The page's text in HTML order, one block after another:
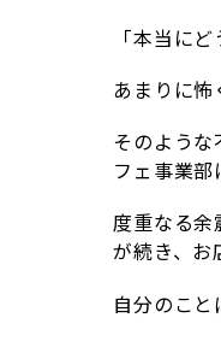
「本当に
あまりに怖
そのような
フェ事業部
度重なる余
が続き、お
自分のこと